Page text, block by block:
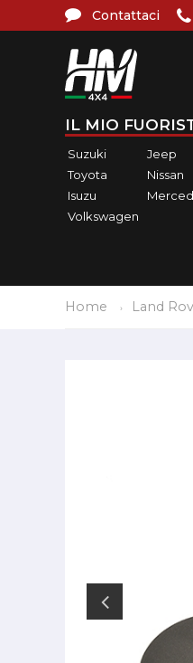
Contattaci
IL MIO
Suzuki Jeep
Toyota
Nissan
Isuzu
Volkswagen
Home Land